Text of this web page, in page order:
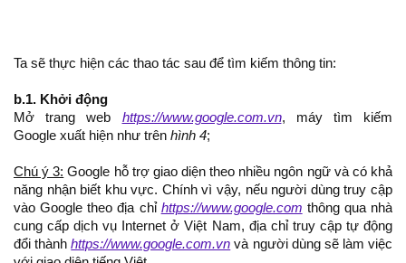
Ta sẽ thực hiện các thao tác sau để tìm kiếm thông tin:
b.1. Khởi động
Mở trang web https://www.google.com.vn, máy tìm kiếm
Google xuất hiện như trên hình 4;
Chú ý 3: Google hỗ trợ giao diện theo nhiều ngôn ngữ và có khả
năng nhận biết khu vực. Chính vì vậy, nếu người dùng truy cập
vào Google theo địa chỉ https://www.google.com thông qua nhà
cung cấp dịch vụ Internet ở Việt Nam, địa chỉ truy cập tự động
đổi thànhhttps://www.google.com.vn và người dùng sẽ làm việc